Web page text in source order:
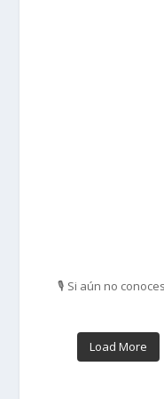
🎙️ Si aún no
Load More